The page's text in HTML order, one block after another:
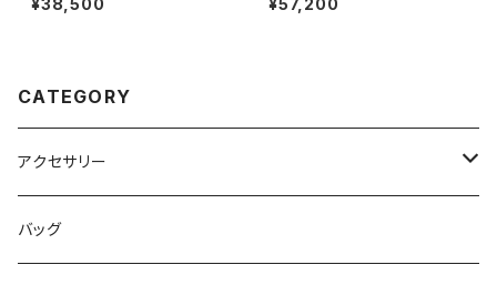
¥38,500 ¥57,200
CATEGORY
アクセサリー
ネックレス
バッグ